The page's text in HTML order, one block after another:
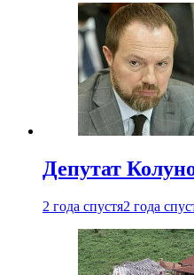
Депутат
2 года спустя2 года